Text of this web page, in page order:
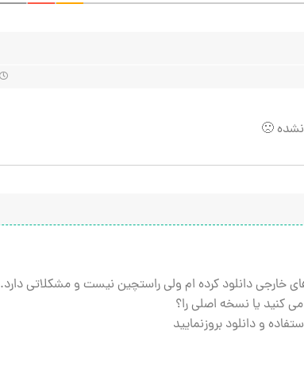
🙁
خارجی دانلود کرده ام ولی راستچین نیست و مشکلاتی دارد.
کنید یا نسخه اصلی را؟
و دانلود بروزنمایید